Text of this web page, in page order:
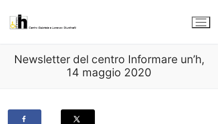
contenuto
Newsletter del centro Informare un’h,
14 maggio 2020